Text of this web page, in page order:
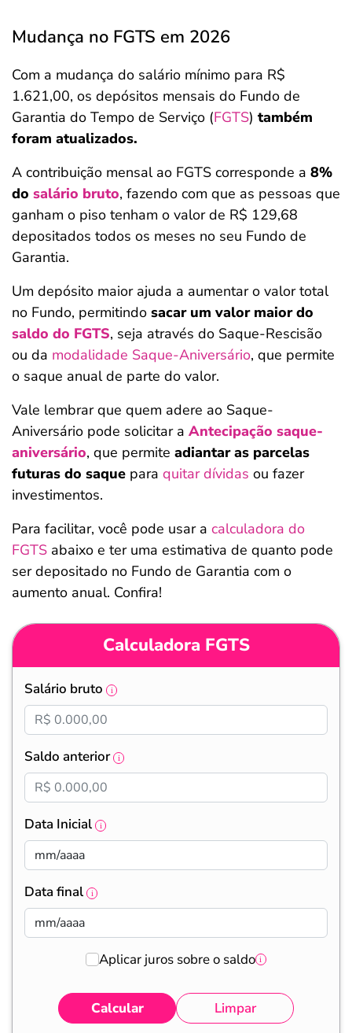
Mudança no FGTS em 2026
Com a mudança do salário mínimo para R$
1.621,00, os depósitos mensais do Fundo de
Garantia do Tempo de Serviço (FGTS) também
foram atualizados.
A contribuição mensal ao FGTS corresponde a 8%
do salário bruto, fazendo com que as pessoas que
ganham o piso tenham o valor de R$ 129,68
depositados todos os meses no seu Fundo de
Garantia.
Um depósito maior ajuda a aumentar o valor total
no Fundo, permitindo sacar um valor maior do
saldo do FGTS, seja através do Saque-Rescisão
ou da modalidade Saque-Aniversário, que permite
o saque anual de parte do valor.
Vale lembrar que quem adere ao Saque-
Aniversário pode solicitar a Antecipação saque-
aniversário, que permite adiantar as parcelas
futuras do saque para quitar dívidas ou fazer
investimentos.
Para facilitar, você pode usar a calculadora do
FGTS abaixo e ter uma estimativa de quanto pode
ser depositado no Fundo de Garantia com o
aumento anual. Confira!
Calculadora FGTS
Salário bruto
Saldo anterior
Data Inicial
Data final
Aplicar juros sobre o saldo
Calcular Limpar